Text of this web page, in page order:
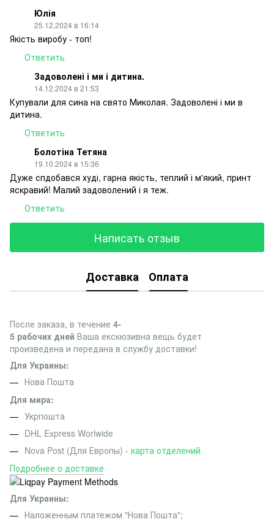
Юлія
25.12.2024 в 16:14
Якість виробу - топ!
Ответить
Задоволені і ми і дитина.
14.12.2024 в 21:53
Купували для сина на свято Миколая. Задоволені і ми в
дитина.
Ответить
Болотіна Тетяна
19.10.2024 в 15:36
Дуже спдобався худі, гарна якість, теплий і м'який, принт
яскравий! Малий задоволений і я теж.
Ответить
Написать отзыв
Доставка Оплата
После заказа, в течение 4-
5 рабочих дней Ваша екскюзивна вещь будет
произведена и передана в службу доставки!
Для Украины:
Нова Пошта
Для мира:
Укрпошта
DHL Express Worlwide
Nova Post (Для Европы) - карта отделений
Подробнее о доставке
Для Украины:
Наложенным платежом "Нова Пошта";